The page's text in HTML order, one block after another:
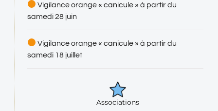
Vigilance orange « canicule » à partir du
samedi 28 juin
Vigilance orange « canicule » à partir du
samedi 18 juillet
Associations